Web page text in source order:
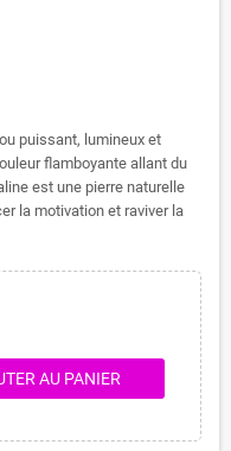
puissant, lumineux et
flamboyante allant du
est une pierre naturelle
la motivation et raviver la
AU PANIER